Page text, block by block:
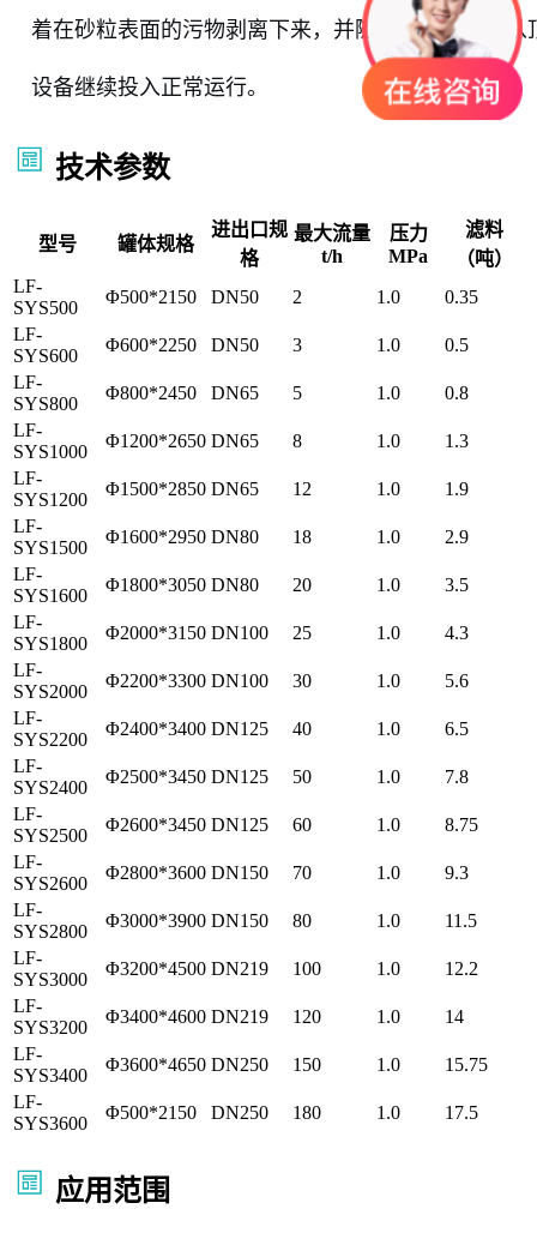
着在砂粒表面的污物剥离下来，并随反洗水流一同
设备继续投入正常运行。
技术参数
型号 罐体规格
进出口规
格
最大流量
t/h
压力
MPa
滤料
（吨）
LF-
SYS500
Φ500*2150 DN50 2 1.0
0.35
LF-
SYS600
Φ600*2250 DN50 3 1.0
0.5
LF-
SYS800
Φ800*2450 DN65 5 1.0
0.8
LF-
SYS1000
Φ1200*2650 DN65 8 1.0
1.3
LF-
SYS1200
Φ1500*2850 DN65 12 1.0
1.9
LF-
SYS1500
Φ1600*2950 DN80 18 1.0
2.9
LF-
SYS1600
Φ1800*3050 DN80 20 1.0
3.5
LF-
SYS1800
Φ2000*3150 DN100 25 1.0
4.3
LF-
SYS2000
Φ2200*3300 DN100 30 1.0
5.6
LF-
SYS2200
Φ2400*3400 DN125 40 1.0
6.5
LF-
SYS2400
Φ2500*3450 DN125 50 1.0
7.8
LF-
SYS2500
Φ2600*3450 DN125 60 1.0
8.75
LF-
SYS2600
Φ2800*3600 DN150 70 1.0
9.3
LF-
SYS2800
Φ3000*3900 DN150 80 1.0
11.5
LF-
SYS3000
Φ3200*4500 DN219 100 1.0
12.2
LF-
SYS3200
Φ3400*4600 DN219 120 1.0
14
LF-
SYS3400
Φ3600*4650 DN250 150 1.0
15.75
LF-
SYS3600
Φ500*2150 DN250 180 1.0 17.5
应用范围